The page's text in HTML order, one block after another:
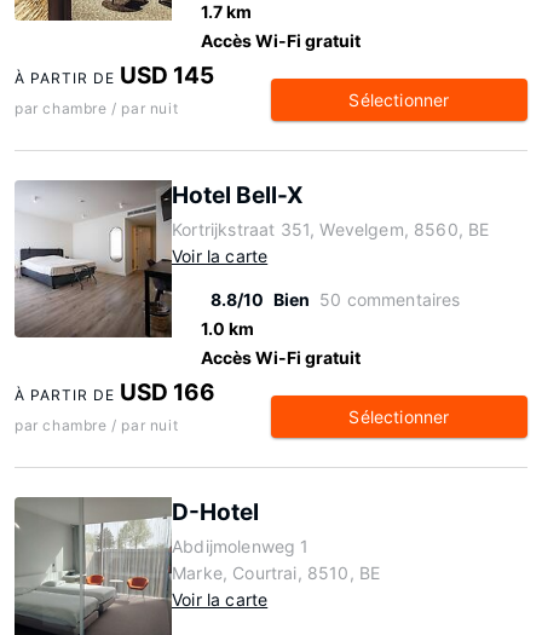
1.7 km
Accès Wi-Fi gratuit
À PARTIR DE USD 145
par chambre / par nuit Sélectionner
Hotel Bell-X
Kortrijkstraat 351, Wevelgem, 8560, BE
Voir la carte
8.8/10 Bien 50 commentaires
1.0 km
Accès Wi-Fi gratuit
À PARTIR DE USD 166
par chambre / par nuit Sélectionner
D-Hotel
Abdijmolenweg 1
Marke, Courtrai, 8510, BE
Voir la carte